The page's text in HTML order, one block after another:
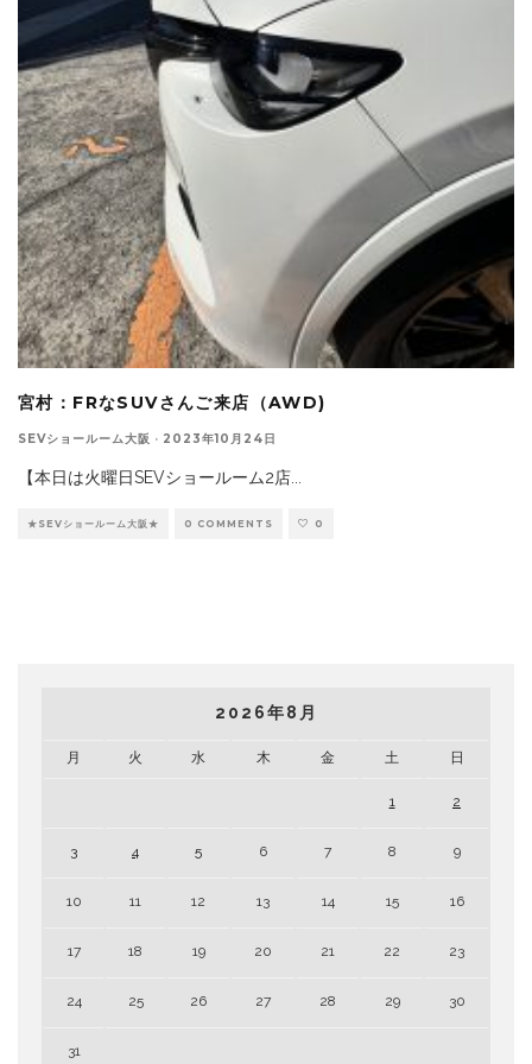
宮村：FRなSUVさんご来店（AWD)
SEVショールーム大阪 · 2023年10月24日
【本日は火曜日SEVショールーム2店...
★SEVショールーム大阪★ 0 COMMENTS 0
2026年8月
月 火 水 木 金 土 日
1 2
3 4 5 6 7 8 9
10 11 12 13 14 15 16
17 18 19 20 21 22 23
24 25 26 27 28 29 30
31